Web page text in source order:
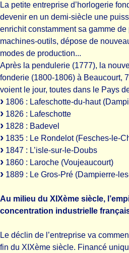
La petite entreprise d’horlogerie
devenir en un demi-siècle une
enrichit constamment sa gamme
machines-outils, dépose de
modes de production...
Après la pendulerie (1777), la
fonderie (1800-1806) à Beaucourt,
voient le jour, toutes dans le Pays
1806 : Lafeschotte-du-haut
1826 : Lafeschotte
1828 : Badevel
1835 : Le Rondelot (Fesches-le-
1847 : L’isle-sur-le-Doubs
1860 : Laroche (Voujeaucourt)
1889 : Le Gros-Pré (Dampierre-
Au milieu du XIXème siècle,
concentration industrielle
Le déclin de l’entreprise va
fin du XIXème siècle. Financé